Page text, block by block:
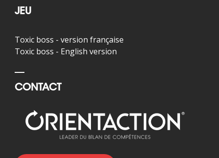
JEU
Toxic boss - version française
Toxic boss - English version
CONTACT